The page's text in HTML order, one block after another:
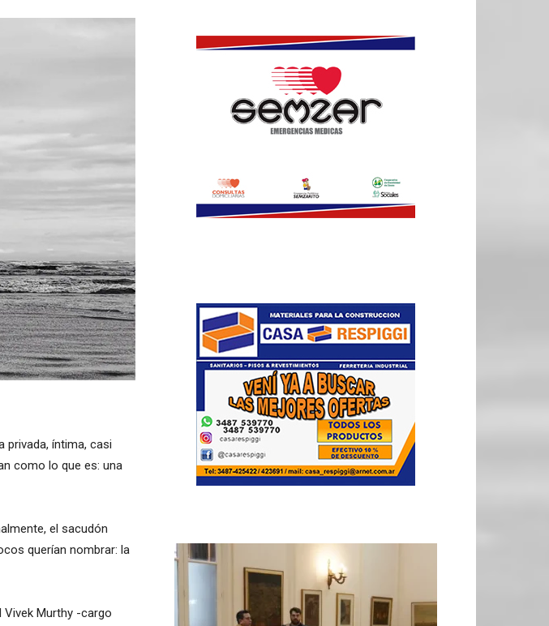
privada, íntima, casi
como lo que es: una
el sacudón
querían nombrar: la
Vivek Murthy -cargo